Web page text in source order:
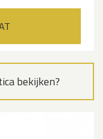
bekijken?